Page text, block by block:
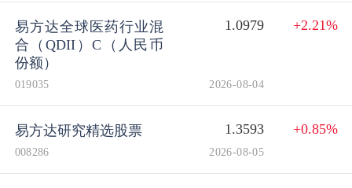
易方达全球医药行业混
合（QDII）C（人民币
份额）
1.0979 +2.21%
019035 2026-08-04
易方达研究精选股票 1.3593 +0.85%
008286 2026-08-05